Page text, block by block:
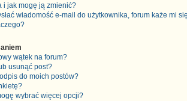
i jak mogę ją zmienić?
wiadomość e-mail do użytkownika, forum każe mi
wątek na forum?
usunąć post?
do moich postów?
wybrać więcej opcji?